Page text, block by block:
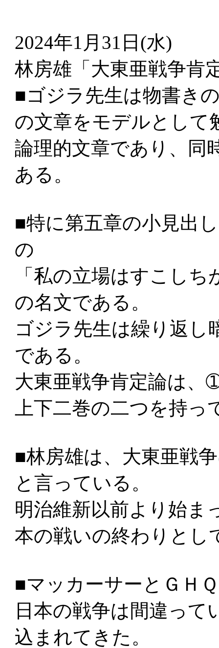
2024年1月31日(水)
林房雄「大東亜戦争
■ゴジラ先生は物書き
の文章をモデルとして
論理的文章であり、同
ある。
■特に第五章の小見出
の
「私の立場はすこし
の名文である。
ゴジラ先生は繰り返し
である。
大東亜戦争肯定論は
上下二巻の二つを持っ
■林房雄は、大東亜戦
と言っている。
明治維新以前より始ま
本の戦いの終わりとし
■マッカーサーとＧＨ
日本の戦争は間違って
込まれてきた。